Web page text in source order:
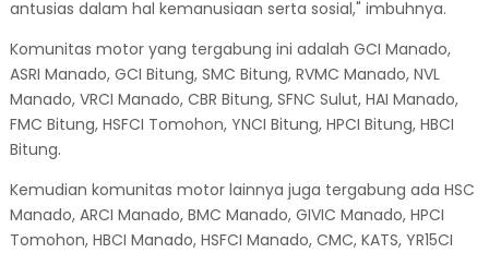
antusias dalam hal kemanusiaan serta sosial," imbuhnya.
Komunitas motor yang tergabung ini adalah GCI Manado,
ASRI Manado, GCI Bitung, SMC Bitung, RVMC Manado, NVL
Manado, VRCI Manado, CBR Bitung, SFNC Sulut, HAI Manado,
FMC Bitung, HSFCI Tomohon, YNCI Bitung, HPCI Bitung, HBCI
Bitung.
Kemudian komunitas motor lainnya juga tergabung ada HSC
Manado, ARCI Manado, BMC Manado, GIVIC Manado, HPCI
Tomohon, HBCI Manado, HSFCI Manado, CMC, KATS, YR15CI